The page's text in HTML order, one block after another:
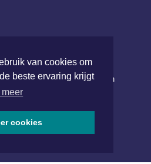
van cookies om
beste ervaring krijgt
meer
cookies
en krijg wekelijks een
uit jouw regio.